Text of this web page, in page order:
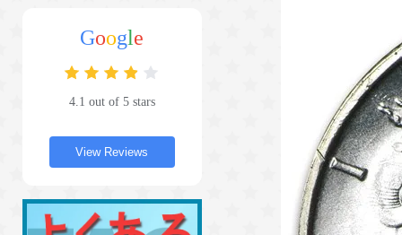
Google
4.1 out of 5 stars
View Reviews